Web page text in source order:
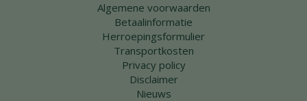
Algemene voorwaarden
Betaalinformatie
Herroepingsformulier
Transportkosten
Privacy policy
Disclaimer
Nieuws